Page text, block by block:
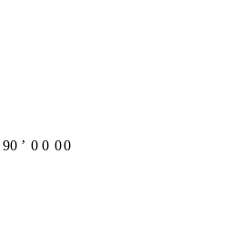
90 ʼ 0 0 00